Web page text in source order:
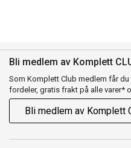
Bli medlem av Komplett
Som Komplett Club medlem får
fordeler, gratis frakt på alle varer*
Bli medlem av Komplett